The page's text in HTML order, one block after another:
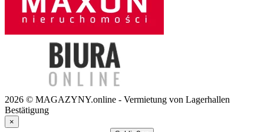
2026 © MAGAZYNY.online - Vermietung von Lagerhallen
Bestätigung
×